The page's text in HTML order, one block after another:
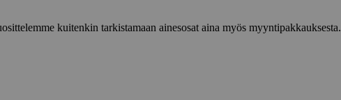
kuitenkin tarkistamaan ainesosat aina myös myyntipakkauksesta.